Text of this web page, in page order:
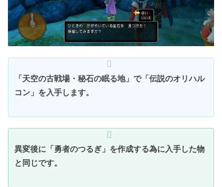
「天空の古戦場・秘石の眠る地」で「伝説のオリハル
コン」を入手します。
異変後に「勇者のつるぎ」を作成する為に入手した物
と同じです。